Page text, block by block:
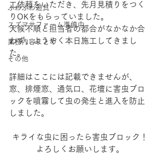
ふわふわ遊具
スズマサファーム準備中
業務内容まとめ
その他
工依頼をいただき、先月見積りをつく
りOKをもらっていました。
天候不順と担当者の都合がなかなか合
わず、ようやく本日施工してきまし
た。
詳細はここには記載できませんが、
窓、排煙窓、通気口、花壇に害虫ブロ
ックを噴霧して虫の発生と進入を防止
しました。
キライな虫に困ったら害虫ブロック！
よろしくお願いします。